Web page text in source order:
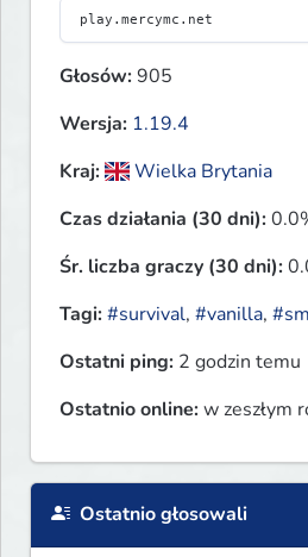
Głosów:905
Wersja: 1.19.4
Kraj:
Wielka Brytania
Czas działania (30 dni):
Śr. liczba graczy (30 dni):
Tagi:#survival, #vanilla,
Ostatni ping: 2 godzin temu
Ostatnio online:w zeszłym
Ostatnio głosowali